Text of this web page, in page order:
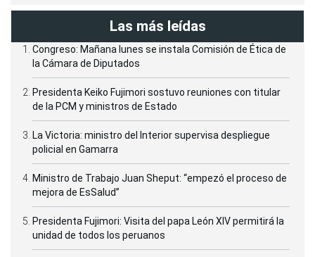
Las más leídas
Congreso: Mañana lunes se instala Comisión de Ética de
la Cámara de Diputados
Presidenta Keiko Fujimori sostuvo reuniones con titular
de la PCM y ministros de Estado
La Victoria: ministro del Interior supervisa despliegue
policial en Gamarra
Ministro de Trabajo Juan Sheput: “empezó el proceso de
mejora de EsSalud”
Presidenta Fujimori: Visita del papa León XIV permitirá la
unidad de todos los peruanos